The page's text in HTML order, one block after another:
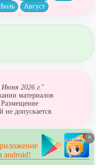
Август
Июня 2026 г. "
материалов
Размещение
не допускается.
×
android!